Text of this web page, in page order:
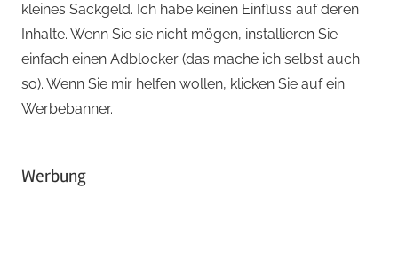
kleines Sackgeld. Ich habe keinen Einfluss auf deren
Inhalte. Wenn Sie sie nicht mögen, installieren Sie
einfach einen Adblocker (das mache ich selbst auch
so). Wenn Sie mir helfen wollen, klicken Sie auf ein
Werbebanner.
Werbung